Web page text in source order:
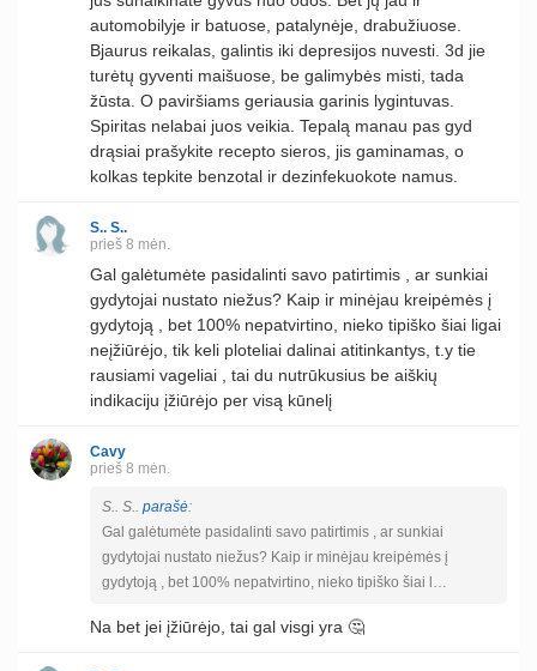
automobilyje ir batuose, patalynėje, drabužiuose.
Bjaurus reikalas, galintis iki depresijos nuvesti. 3d jie
turėtų gyventi maišuose, be galimybės misti, tada
žūsta. O paviršiams geriausia garinis lygintuvas.
Spiritas nelabai juos veikia. Tepalą manau pas gyd
drąsiai prašykite recepto sieros, jis gaminamas, o
kolkas tepkite benzotal ir dezinfekuokote namus.
S.. S..
prieš 8 mėn.
Gal galėtumėte pasidalinti savo patirtimis , ar sunkiai
gydytojai nustato niežus? Kaip ir minėjau kreipėmės į
gydytoją , bet 100% nepatvirtino, nieko tipiško šiai ligai
neįžiūrėjo, tik keli ploteliai dalinai atitinkantys, t.y tie
rausiami vageliai , tai du nutrūkusius be aiškių
indikaciju įžiūrėjo per visą kūnelį
Cavy
prieš 8 mėn.
S.. S.. parašė:
Gal galėtumėte pasidalinti savo patirtimis , ar sunkiai
gydytojai nustato niežus? Kaip ir minėjau kreipėmės į
gydytoją , bet 100% nepatvirtino, nieko tipiško šiai l…
Na bet jei įžiūrėjo, tai gal visgi yra 🤔